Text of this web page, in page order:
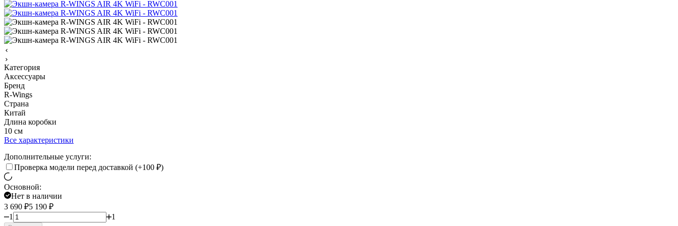
Категория
Аксессуары
Бренд
R-Wings
Страна
Китай
Длина коробки
10 см
Все характеристики
Дополнительные услуги:
Проверка модели перед доставкой (+100 ₽)
Основной:
Нет в наличии
3 690 ₽5 190 ₽
1
1